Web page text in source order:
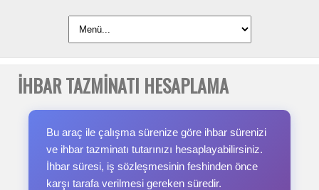
İHBAR TAZMİNATI HESAPLAMA
Bu araç ile çalışma sürenize göre ihbar sürenizi
ve ihbar tazminatı tutarınızı hesaplayabilirsiniz.
İhbar süresi, iş sözleşmesinin feshinden önce
karşı tarafa verilmesi gereken süredir.